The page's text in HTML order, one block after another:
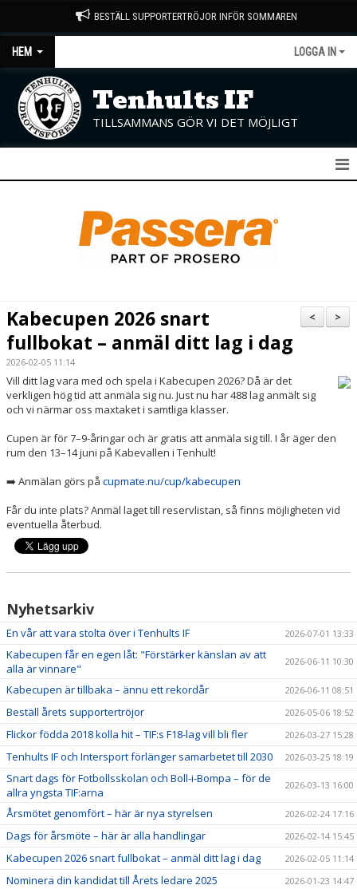
BESTÄLL SUPPORTERTRÖJOR INFÖR SOMMAREN
HEM LOGGA IN
Tenhults IF
TILLSAMMANS GÖR VI DET MÖJLIGT
KALENDER
BILDGALLERI
DOKUMENT
VÅRA LAG/TRÄNARE
AVGIFTER
SPONSORER
>
<
Kabecupen 2026 snart
fullbokat – anmäl ditt lag i dag
2026-02-05 11:14
Vill ditt lag vara med och spela i Kabecupen 2026? Då är det
verkligen hög tid att anmäla sig nu. Just nu har 488 lag anmält sig
och vi närmar oss maxtaket i samtliga klasser.
Cupen är för 7–9-åringar och är gratis att anmäla sig till. I år äger den
rum den 13–14 juni på Kabevallen i Tenhult!
➡️ Anmälan görs på cupmate.nu/cup/kabecupen
Får du inte plats? Anmäl laget till reservlistan, så finns möjligheten vid
eventuella återbud.
Nyhetsarkiv
En vår att vara stolta över i Tenhults IF 2026-07-01 13:33
Kabecupen får en egen låt: "Förstärker känslan av att
alla är vinnare"
2026-06-11 10:30
Kabecupen är tillbaka – ännu ett rekordår 2026-06-11 08:51
Beställ årets supportertröjor 2026-05-06 18:52
Flickor födda 2018 kolla hit – TIF:s F18-lag vill bli fler 2026-03-27 15:28
Tenhults IF och Intersport förlänger samarbetet till 2030 2026-03-25 18:19
Snart dags för Fotbollsskolan och Boll-i-Bompa – för de
allra yngsta TIF:arna
2026-03-13 16:00
Årsmötet genomfört – här är nya styrelsen 2026-02-24 17:16
Dags för årsmöte – här är alla handlingar 2026-02-14 15:45
Kabecupen 2026 snart fullbokat – anmäl ditt lag i dag 2026-02-05 11:14
Nominera din kandidat till Årets ledare 2025 2026-01-23 14:47